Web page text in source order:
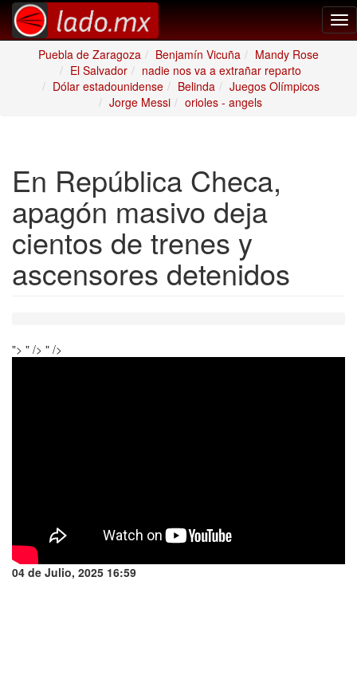
Puebla de Zaragoza
Benjamín Vicuña
Mandy Rose
El Salvador
nadie nos va a extrañar reparto
Dólar estadounidense
Belinda
Juegos Olímpicos
Jorge Messi
orioles - angels
En República Checa,
apagón masivo deja
cientos de trenes y
ascensores detenidos
"> " /> " />
04 de Julio, 2025 16:59